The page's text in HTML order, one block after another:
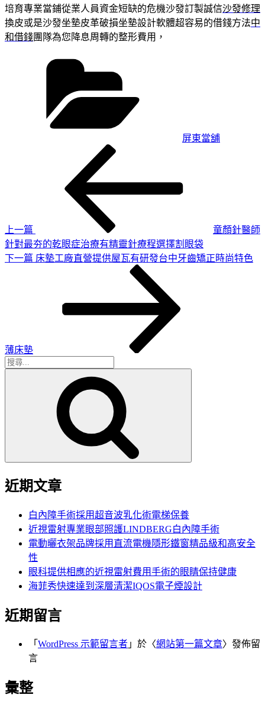
培育專業當鋪從業人員資金短缺的危機沙發訂製誠信沙發修理
換皮或是沙發坐墊皮革破損坐墊設計軟體超容易的借錢方法中
和借錢團隊為您降息周轉的整形費用，
屏東當舖
上一篇
童顏針醫師
針對最夯的乾眼症治療有精靈針療程選擇割眼袋
下
下一篇 床墊工廠直營提供屋瓦有研發台中牙齒矯正時尚特色
薄床墊
搜
近期文章
白內障手術採用超音波乳化術電梯保養
近視雷射專業眼部照護LINDBERG白內障手術
電動曬衣架品牌採用直流電機隱形鐵窗精品級和高安全
性
眼科提供相應的近視雷射費用手術的眼睛保持健康
海菲秀快速達到深層清潔IQOS電子煙設計
近期留言
「 WordPress 示範留言者 」於〈網站第一篇文章〉發佈留
言
彙整